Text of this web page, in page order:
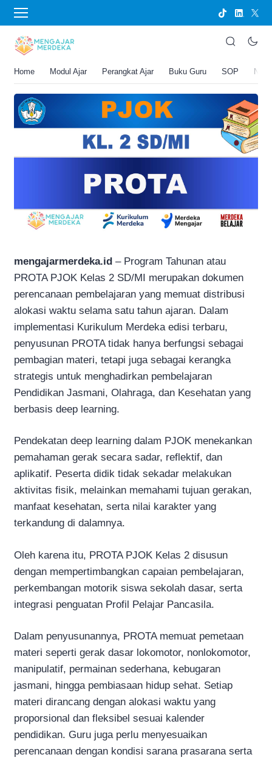
Home Modul Ajar Perangkat Ajar Buku Guru SOP
BERANDA
PROTA PJOK Kelas 2 SD/MI
23 Februari 2026 12:43 pm . 2 menit membaca
mengajarmerdeka.id – Program Tahunan atau
PROTA PJOK Kelas 2 SD/MI merupakan dokumen
perencanaan pembelajaran yang memuat distribusi
alokasi waktu selama satu tahun ajaran. Dalam
implementasi Kurikulum Merdeka edisi terbaru,
penyusunan PROTA tidak hanya berfungsi sebagai
pembagian materi, tetapi juga sebagai kerangka
strategis untuk menghadirkan pembelajaran
Pendidikan Jasmani, Olahraga, dan Kesehatan yang
berbasis deep learning.
Pendekatan deep learning dalam PJOK menekankan
pemahaman gerak secara sadar, reflektif, dan
aplikatif. Peserta didik tidak sekadar melakukan
aktivitas fisik, melainkan memahami tujuan gerakan,
manfaat kesehatan, serta nilai karakter yang
terkandung di dalamnya.
Oleh karena itu, PROTA PJOK Kelas 2 disusun
dengan mempertimbangkan capaian pembelajaran,
perkembangan motorik siswa sekolah dasar, serta
integrasi penguatan Profil Pelajar Pancasila.
Dalam penyusunannya, PROTA memuat pemetaan
materi seperti gerak dasar lokomotor, nonlokomotor,
manipulatif, permainan sederhana, kebugaran
jasmani, hingga pembiasaan hidup sehat. Setiap
materi dirancang dengan alokasi waktu yang
proporsional dan fleksibel sesuai kalender
pendidikan. Guru juga perlu menyesuaikan
perencanaan dengan kondisi sarana prasarana serta